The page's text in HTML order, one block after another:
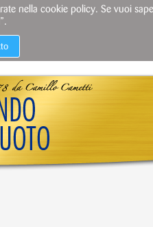
nella cookie policy. Se vuoi